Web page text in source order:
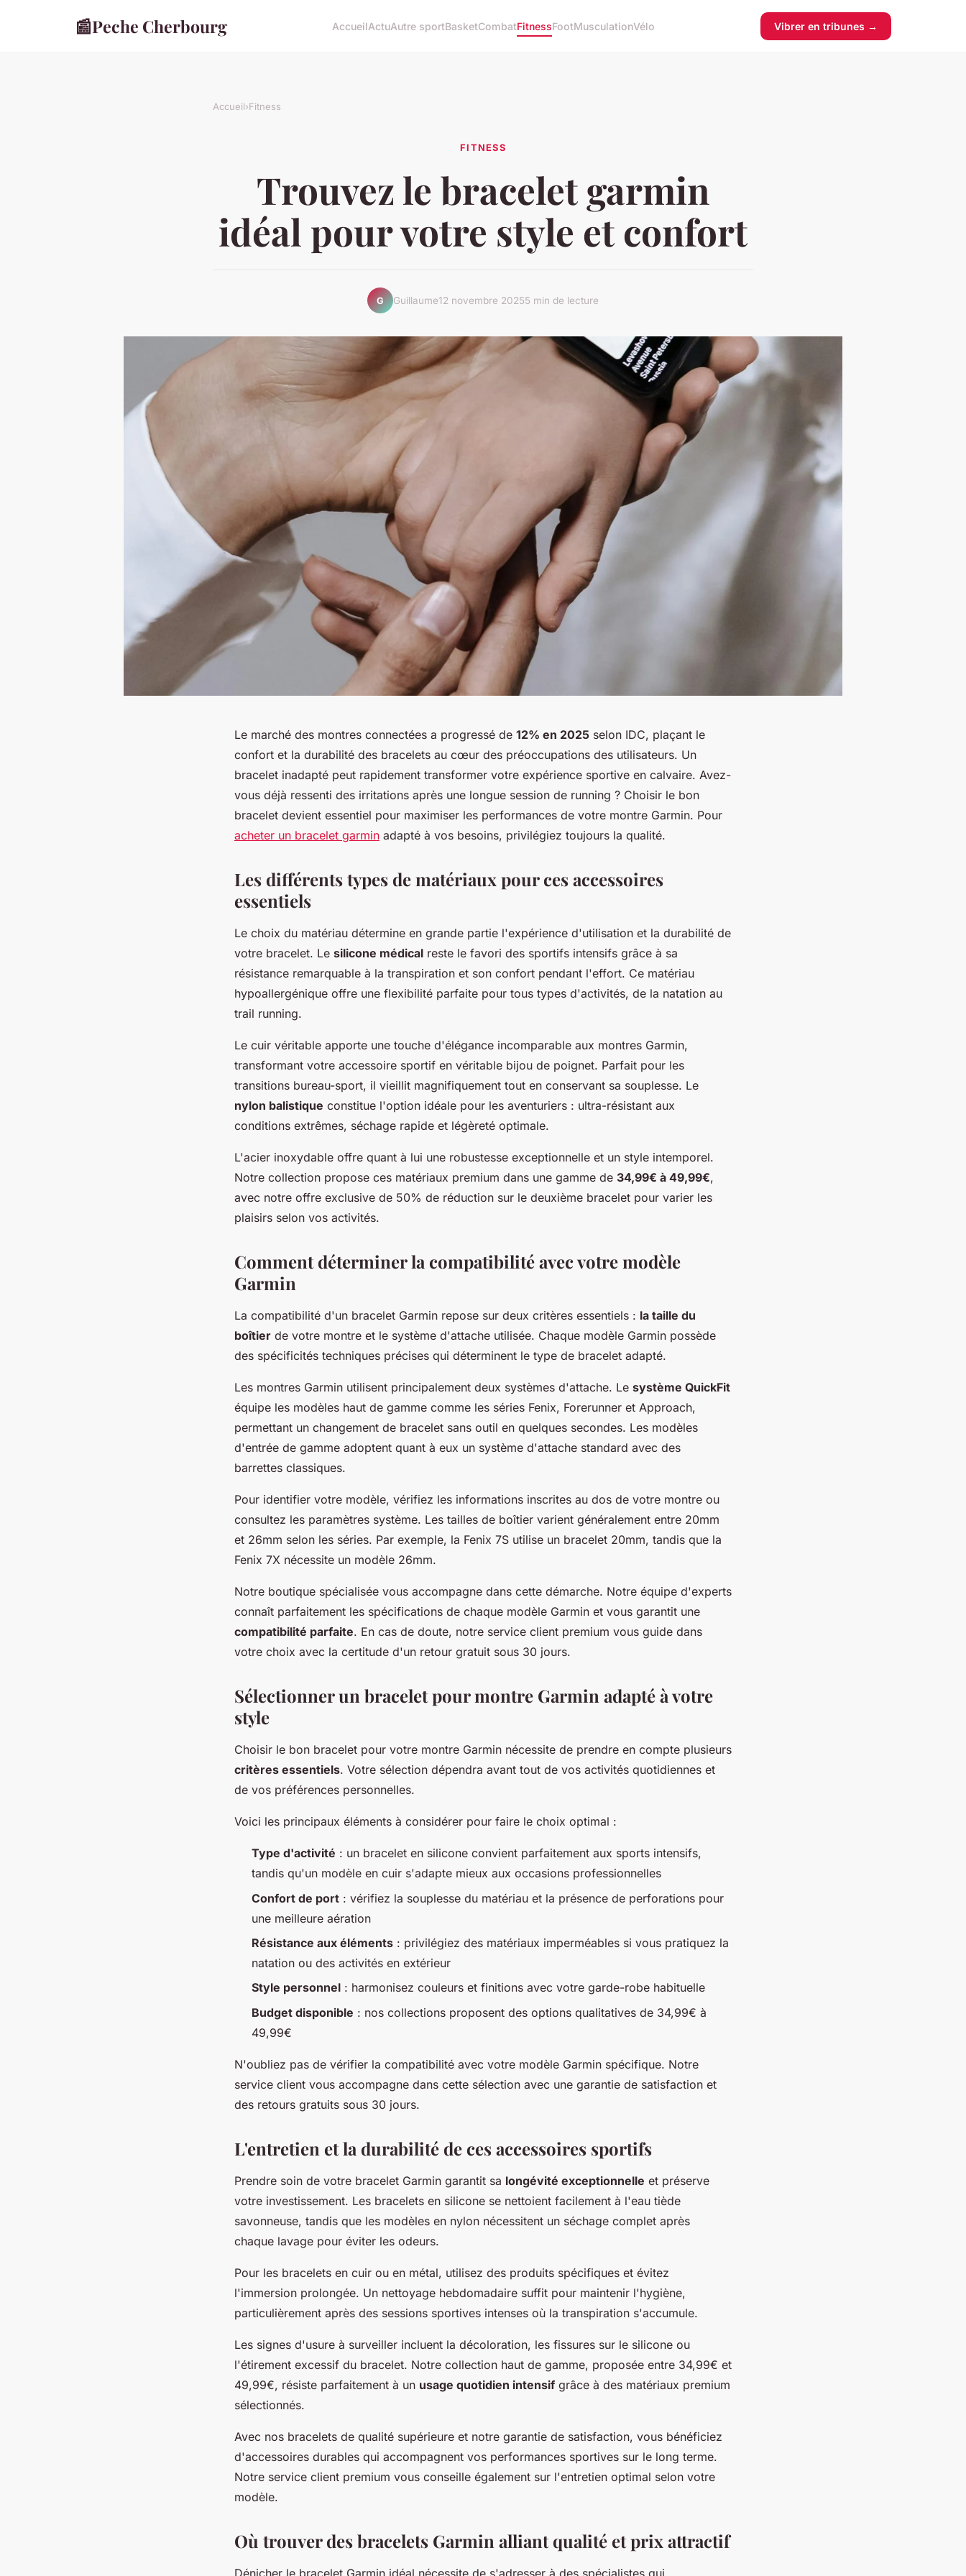
📰Peche Cherbourg AccueilActuAutre sportBasketCombatFitnessFootMusculationVélo Vibrer en tribunes →
Accueil›Fitness
FITNESS
Trouvez le bracelet garmin
idéal pour votre style et confort
G Guillaume12 novembre 20255 min de lecture
Le marché des montres connectées a progressé de 12% en 2025 selon IDC, plaçant le
confort et la durabilité des bracelets au cœur des préoccupations des utilisateurs. Un
bracelet inadapté peut rapidement transformer votre expérience sportive en calvaire. Avez-
vous déjà ressenti des irritations après une longue session de running ? Choisir le bon
bracelet devient essentiel pour maximiser les performances de votre montre Garmin. Pour
acheter un bracelet garmin adapté à vos besoins, privilégiez toujours la qualité.
Les différents types de matériaux pour ces accessoires
essentiels
Le choix du matériau détermine en grande partie l'expérience d'utilisation et la durabilité de
votre bracelet. Le silicone médical reste le favori des sportifs intensifs grâce à sa
résistance remarquable à la transpiration et son confort pendant l'effort. Ce matériau
hypoallergénique offre une flexibilité parfaite pour tous types d'activités, de la natation au
trail running.
Le cuir véritable apporte une touche d'élégance incomparable aux montres Garmin,
transformant votre accessoire sportif en véritable bijou de poignet. Parfait pour les
transitions bureau-sport, il vieillit magnifiquement tout en conservant sa souplesse. Le
nylon balistique constitue l'option idéale pour les aventuriers : ultra-résistant aux
conditions extrêmes, séchage rapide et légèreté optimale.
L'acier inoxydable offre quant à lui une robustesse exceptionnelle et un style intemporel.
Notre collection propose ces matériaux premium dans une gamme de 34,99€ à 49,99€,
avec notre offre exclusive de 50% de réduction sur le deuxième bracelet pour varier les
plaisirs selon vos activités.
Comment déterminer la compatibilité avec votre modèle
Garmin
La compatibilité d'un bracelet Garmin repose sur deux critères essentiels : la taille du
boîtier de votre montre et le système d'attache utilisée. Chaque modèle Garmin possède
des spécificités techniques précises qui déterminent le type de bracelet adapté.
Les montres Garmin utilisent principalement deux systèmes d'attache. Le système QuickFit
équipe les modèles haut de gamme comme les séries Fenix, Forerunner et Approach,
permettant un changement de bracelet sans outil en quelques secondes. Les modèles
d'entrée de gamme adoptent quant à eux un système d'attache standard avec des
barrettes classiques.
Pour identifier votre modèle, vérifiez les informations inscrites au dos de votre montre ou
consultez les paramètres système. Les tailles de boîtier varient généralement entre 20mm
et 26mm selon les séries. Par exemple, la Fenix 7S utilise un bracelet 20mm, tandis que la
Fenix 7X nécessite un modèle 26mm.
Notre boutique spécialisée vous accompagne dans cette démarche. Notre équipe d'experts
connaît parfaitement les spécifications de chaque modèle Garmin et vous garantit une
compatibilité parfaite. En cas de doute, notre service client premium vous guide dans
votre choix avec la certitude d'un retour gratuit sous 30 jours.
Sélectionner un bracelet pour montre Garmin adapté à votre
style
Choisir le bon bracelet pour votre montre Garmin nécessite de prendre en compte plusieurs
critères essentiels. Votre sélection dépendra avant tout de vos activités quotidiennes et
de vos préférences personnelles.
Voici les principaux éléments à considérer pour faire le choix optimal :
Type d'activité : un bracelet en silicone convient parfaitement aux sports intensifs,
tandis qu'un modèle en cuir s'adapte mieux aux occasions professionnelles
Confort de port : vérifiez la souplesse du matériau et la présence de perforations pour
une meilleure aération
Résistance aux éléments : privilégiez des matériaux imperméables si vous pratiquez la
natation ou des activités en extérieur
Style personnel : harmonisez couleurs et finitions avec votre garde-robe habituelle
Budget disponible : nos collections proposent des options qualitatives de 34,99€ à
49,99€
N'oubliez pas de vérifier la compatibilité avec votre modèle Garmin spécifique. Notre
service client vous accompagne dans cette sélection avec une garantie de satisfaction et
des retours gratuits sous 30 jours.
L'entretien et la durabilité de ces accessoires sportifs
Prendre soin de votre bracelet Garmin garantit sa longévité exceptionnelle et préserve
votre investissement. Les bracelets en silicone se nettoient facilement à l'eau tiède
savonneuse, tandis que les modèles en nylon nécessitent un séchage complet après
chaque lavage pour éviter les odeurs.
Pour les bracelets en cuir ou en métal, utilisez des produits spécifiques et évitez
l'immersion prolongée. Un nettoyage hebdomadaire suffit pour maintenir l'hygiène,
particulièrement après des sessions sportives intenses où la transpiration s'accumule.
Les signes d'usure à surveiller incluent la décoloration, les fissures sur le silicone ou
l'étirement excessif du bracelet. Notre collection haut de gamme, proposée entre 34,99€ et
49,99€, résiste parfaitement à un usage quotidien intensif grâce à des matériaux premium
sélectionnés.
Avec nos bracelets de qualité supérieure et notre garantie de satisfaction, vous bénéficiez
d'accessoires durables qui accompagnent vos performances sportives sur le long terme.
Notre service client premium vous conseille également sur l'entretien optimal selon votre
modèle.
Où trouver des bracelets Garmin alliant qualité et prix attractif
Dénicher le bracelet Garmin idéal nécessite de s'adresser à des spécialistes qui